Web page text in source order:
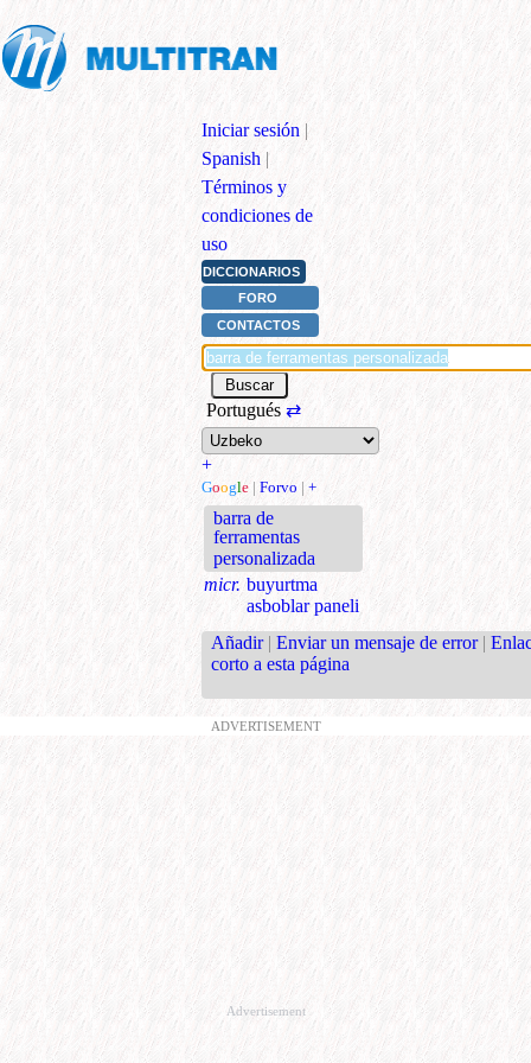
Iniciar sesión |
Spanish |
Términos y
condiciones de
uso
DICCIONARIOS
FORO
CONTACTOS
Portugués ⇄
+
Google | Forvo | +
barra de
ferramentas
personalizada
micr. buyurtma
asboblar paneli
Añadir | Enviar un mensaje de error |
corto a esta página
ADVERTISEMENT
Advertisement